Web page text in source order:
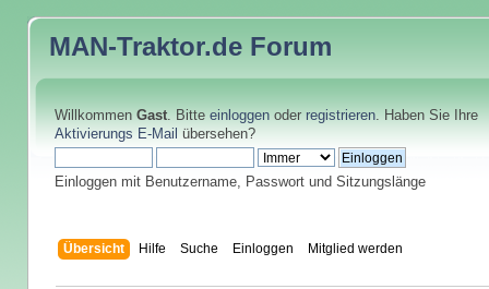
MAN-Traktor.de Forum
Willkommen Gast. Bitte einloggenoder registrieren. Haben Sie Ihre
Aktivierungs E-Mail übersehen?
Einloggen mit Benutzername, Passwort und Sitzungslänge
Übersicht Hilfe Suche Einloggen Mitglied werden